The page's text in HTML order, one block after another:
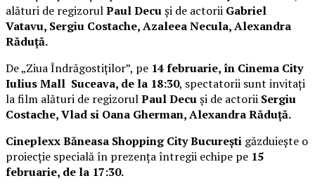
alături de regizorulPaul Decuși de actorii Gabriel
Vatavu, Sergiu Costache, Azaleea Necula, Alexandra
Răduță.
De „Ziua Îndrăgostiților”, pe 14 februarie, în Cinema City
Iulius Mall Suceava, de la 18:30, spectatorii sunt invitați
la film alături de regizorulPaul Decuși de actorii Sergiu
Costache, Vlad si Oana Gherman, Alexandra Răduță.
Cineplexx Băneasa Shopping City București găzduiește o
proiecție specială în prezența întregii echipe pe 15
februarie, de la 17:30.